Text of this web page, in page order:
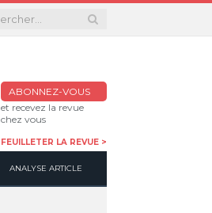
ABONNEZ-VOUS
et recevez la revue
chez vous
FEUILLETER LA REVUE >
ANALYSE ARTICLE